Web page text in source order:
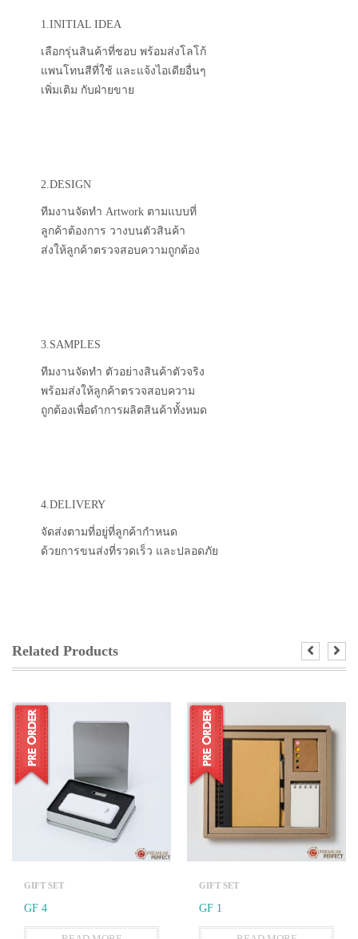
1.INITIAL IDEA
เลือกรุ่นสินค้าที่ชอบ พร้อมส่งโลโก้
แพนโทนสีที่ใช้ และแจ้งไอเดียอื่นๆ
เพิ่มเติม กับฝ่ายขาย
2.DESIGN
ทีมงานจัดทำ Artwork ตามแบบที่
ลูกค้าต้องการ วางบนตัวสินค้า
ส่งให้ลูกค้าตรวจสอบความถูกต้อง
3.SAMPLES
ทีมงานจัดทำ ตัวอย่างสินค้าตัวจริง
พร้อมส่งให้ลูกค้าตรวจสอบความ
ถูกต้องเพื่อดำการผลิตสินค้าทั้งหมด
4.DELIVERY
จัดส่งตามที่อยู่ที่ลูกค้ากำหนด
ด้วยการขนส่งที่รวดเร็ว และปลอดภัย
Related Products
GIFT SET
GF 4
GIFT SET
GF 1